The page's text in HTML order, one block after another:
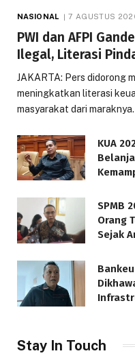
NASIONAL 7 AGUSTUS
PWI dan AFPI
Ilegal, Literasi
JAKARTA: Pers didorong
meningkatkan literasi
masyarakat dari
KUA
SPMB
Orang
Sejak
Stay In Touch